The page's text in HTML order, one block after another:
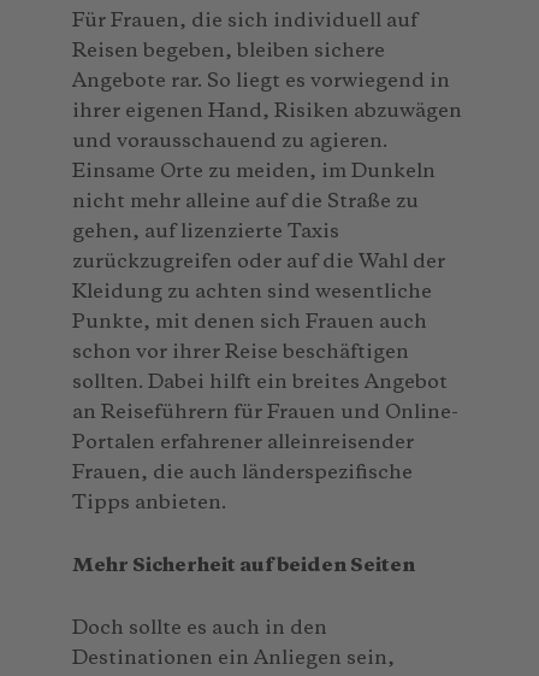
Für Frauen, die sich individuell auf
Reisen begeben, bleiben sichere
Angebote rar. So liegt es vorwiegend in
ihrer eigenen Hand, Risiken abzuwägen
und vorausschauend zu agieren.
Einsame Orte zu meiden, im Dunkeln
nicht mehr alleine auf die Straße zu
gehen, auf lizenzierte Taxis
zurückzugreifen oder auf die Wahl der
Kleidung zu achten sind wesentliche
Punkte, mit denen sich Frauen auch
schon vor ihrer Reise beschäftigen
sollten. Dabei hilft ein breites Angebot
an Reiseführern für Frauen und Online-
Portalen erfahrener alleinreisender
Frauen, die auch länderspezifische
Tipps anbieten.
Mehr Sicherheit auf beiden Seiten
Doch sollte es auch in den
Destinationen ein Anliegen sein,